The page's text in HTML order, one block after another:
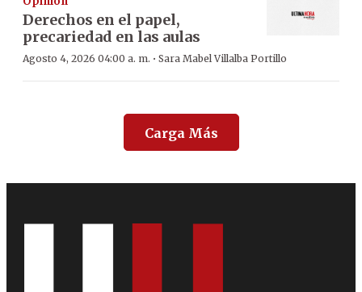
Derechos en el papel,
precariedad en las aulas
Agosto 4, 2026 04:00 a. m. · Sara Mabel Villalba Portillo
Carga Más